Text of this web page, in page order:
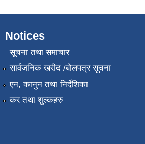
Notices
सूचना तथा समाचार
सार्वजनिक खरीद /बोलपत्र सूचना
एन, कानुन तथा निर्देशिका
कर तथा शुल्कहरु